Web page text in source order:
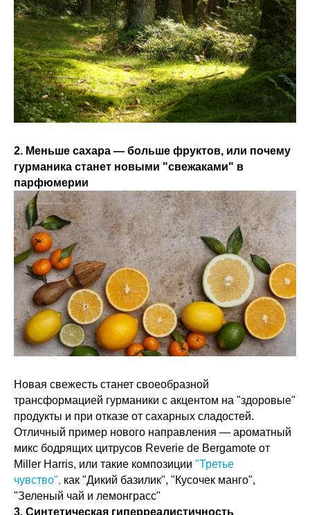
2. Меньше сахара — больше фруктов, или почему
гурманика станет новыми "свежаками" в
парфюмерии
Новая свежесть станет своеобразной
трансформацией гурманики с акцентом на "здоровые"
продукты и при отказе от сахарных сладостей.
Отличный пример нового направления — ароматный
микс бодрящих цитрусов Reverie de Bergamote от
Miller Harris, или такие композиции "Третье
чувство", как "Дикий базилик", "Кусочек манго",
"Зеленый чай и лемонграсс"
3. Синтетическая гиперреалистичность